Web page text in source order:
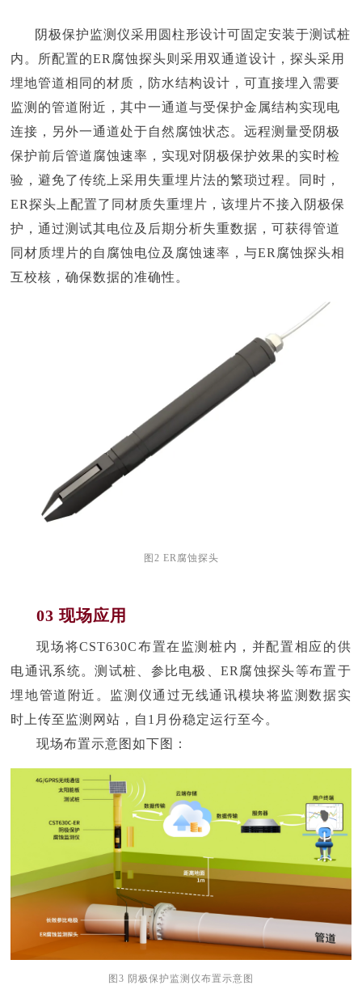
阴极保护监测仪采用圆柱形设计可固定安装于测试桩
内。所配置的ER腐蚀探头则采用双通道设计，探头采用
埋地管道相同的材质，防水结构设计，可直接埋入需要
监测的管道附近，其中一通道与受保护金属结构实现电
连接，另外一通道处于自然腐蚀状态。远程测量受阴极
保护前后管道腐蚀速率，实现对阴极保护效果的实时检
验，避免了传统上采用失重埋片法的繁琐过程。同时，
ER探头上配置了同材质失重埋片，该埋片不接入阴极保
护，通过测试其电位及后期分析失重数据，可获得管道
同材质埋片的自腐蚀电位及腐蚀速率，与ER腐蚀探头相
互校核，确保数据的准确性。
图2 ER腐蚀探头
03 现场应用
现场将CST630C布置在监测桩内，并配置相应的供
电通讯系统。测试桩、参比电极、ER腐蚀探头等布置于
埋地管道附近。监测仪通过无线通讯模块将监测数据实
时上传至监测网站，自1月份稳定运行至今。
现场布置示意图如下图：
图3 阴极保护监测仪布置示意图